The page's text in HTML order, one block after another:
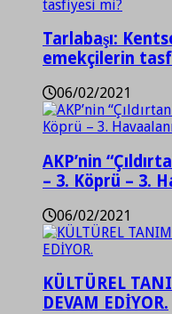
Tarlabaşı:
emekçilerin
06/02/2021
AKP’nin
– 3. Köprü – 3.
06/02/2021
KÜLTÜREL
DEVAM EDİYOR.